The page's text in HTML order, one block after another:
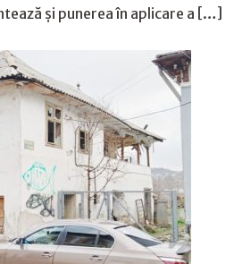
și punerea în aplicare a […]